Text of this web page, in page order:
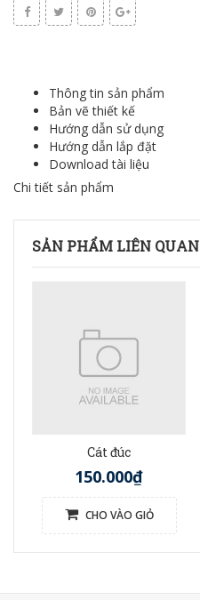
Thông tin sản phẩm
Bản vẽ thiết kế
Hướng dẫn sử dụng
Hướng dẫn lắp đặt
Download tài liệu
Chi tiết sản phẩm
SẢN PHẨM LIÊN QUAN
Cát đúc
150.000₫
CHO VÀO GIỎ